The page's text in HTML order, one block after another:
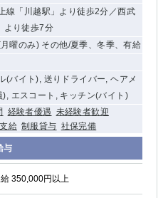
線「川越駅」より徒歩2分／西武
より徒歩7分
曜のみ) その他/夏季、冬季、有給
(バイト), 送りドライバー, ヘアメ
), エスコート, キッチン(バイト)
経験者優遇 未経験者歓迎
給 制服貸与 社保完備
与
給 350,000円以上